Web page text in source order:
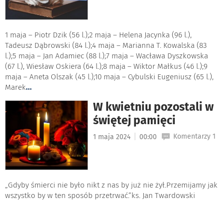
1 maja – Piotr Dzik (56 l.);2 maja – Helena Jacynka (96 l.),
Tadeusz Dąbrowski (84 l.);4 maja – Marianna T. Kowalska (83
l.);5 maja – Jan Adamiec (88 l.);7 maja – Wacława Dyszkowska
(67 l.), Wiesław Oskiera (64 l.);8 maja – Wiktor Małkus (46 l.);9
maja – Aneta Olszak (45 l.);10 maja – Cybulski Eugeniusz (65 l.),
Marek...
W kwietniu pozostali w
świętej pamięci
1 maja 2024 00:00 Komentarzy 1
„Gdyby śmierci nie było nikt z nas by już nie żył.Przemijamy jak
wszystko by w ten sposób przetrwać.”ks. Jan Twardowski